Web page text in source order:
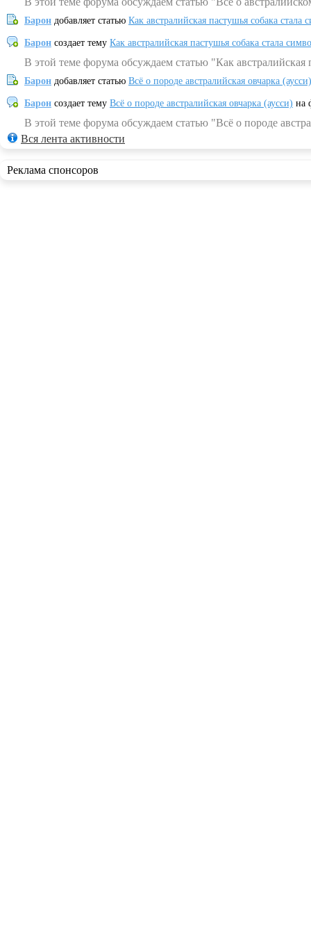
Барон добавляет статью Как австралийская пастушья собака
Барон создает тему Как австралийская пастушья собака стала
В этой теме форума обсуждаем статью "Как
Барон добавляет статью Всё о породе австралийская овчарка (аусси)
Барон создает тему Всё о породе австралийская овчарка (аусси) на
В этой теме форума обсуждаем статью "Всё о породе
Вся лента активности
Реклама спонсоров